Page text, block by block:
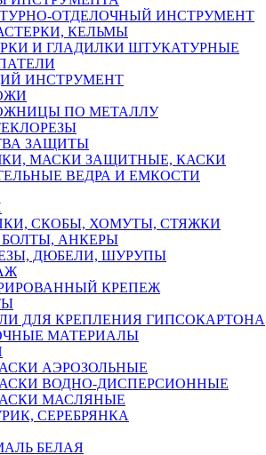
ОТДЕЛОЧНЫЙ ИНСТРУМЕНТ
КЕЛЬМЫ
И ГЛАДИЛКИ ШТУКАТУРНЫЕ
ИНСТРУМЕНТ
ПО МЕТАЛЛУ
ЗАЩИТЫ
МАСКИ ЗАЩИТНЫЕ, КАСКИ
ВЕДРА И ЕМКОСТИ
СКОБЫ, ХОМУТЫ, СТЯЖКИ
БОЛТЫ, АНКЕРЫ
ДЮБЕЛИ, ШУРУПЫ
КРЕПЕЖ
ДЛЯ КРЕПЛЕНИЯ ГИПСОКАРТОНА
МАТЕРИАЛЫ
АЭРОЗОЛЬНЫЕ
ВОДНО-ДИСПЕРСИОННЫЕ
МАСЛЯНЫЕ
СЕРЕБРЯНКА
БЕЛАЯ